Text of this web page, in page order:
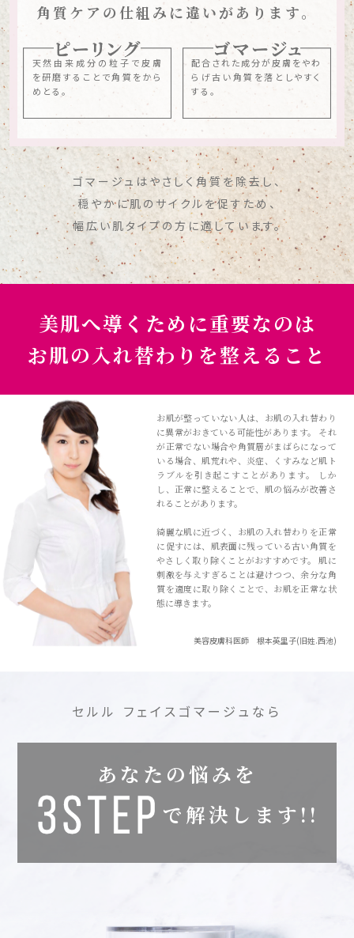
角質ケアの仕組みに違いがあります。
天然由来成分の粒子で皮膚
を研磨することで角質をから
めとる。
配合された成分が皮膚をやわ
らげ古い角質を落としやすく
する。
ゴマージュはやさしく角質を除去し、
穏やかに肌のサイクルを促すため、
幅広い肌タイプの方に適しています。
美肌へ導くために重要なのは
お肌の入れ替わりを整えること
お肌が整っていない人は、お肌の入れ替わり
に異常がおきている可能性があります。 それ
が正常でない場合や角質層がまばらになって
いる場合、肌荒れや、炎症、くすみなど肌ト
ラブルを引き起こすことがあります。 しか
し、正常に整えることで、肌の悩みが改善さ
れることがあります。
綺麗な肌に近づく、お肌の入れ替わりを正常
に促すには、肌表面に残っている古い角質を
やさしく取り除くことがおすすめです。 肌に
刺激を与えすぎることは避けつつ、余分な角
質を適度に取り除くことで、お肌を正常な状
態に導きます。
美容皮膚科医師 根本英里子(旧姓.西池)
セルル フェイスゴマージュなら
あなたの悩みを
で解決します!!